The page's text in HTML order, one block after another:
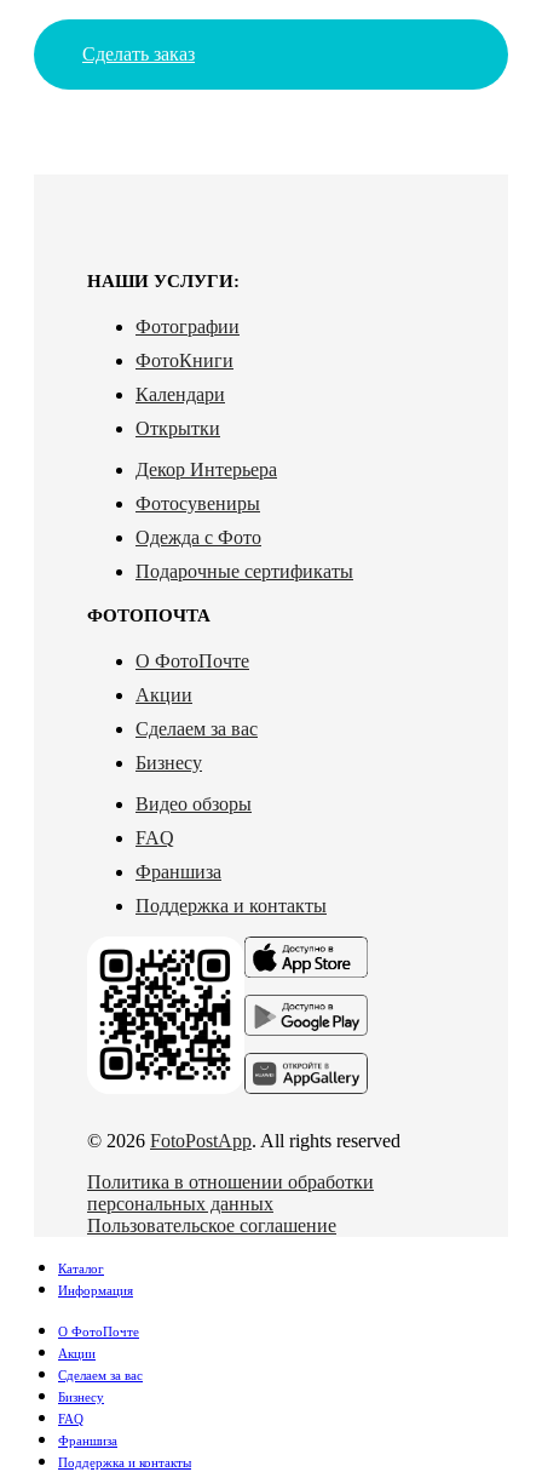
Сделать заказ
НАШИ УСЛУГИ:
Фотографии
ФотоКниги
Календари
Открытки
Декор Интерьера
Фотосувениры
Одежда с Фото
Подарочные сертификаты
ФОТОПОЧТА
О ФотоПочте
Акции
Сделаем за вас
Бизнесу
Видео обзоры
FAQ
Франшиза
Поддержка и контакты
© 2026 FotoPostApp. All rights reserved
Политика в отношении обработки
персональных данных
Пользовательское соглашение
Каталог
Информация
О ФотоПочте
Акции
Сделаем за вас
Бизнесу
FAQ
Франшиза
Поддержка и контакты